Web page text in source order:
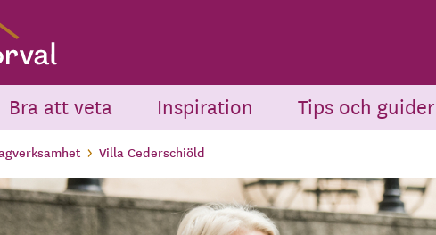
Bra att veta Inspiration Tips och guider
Villa Cederschiöld